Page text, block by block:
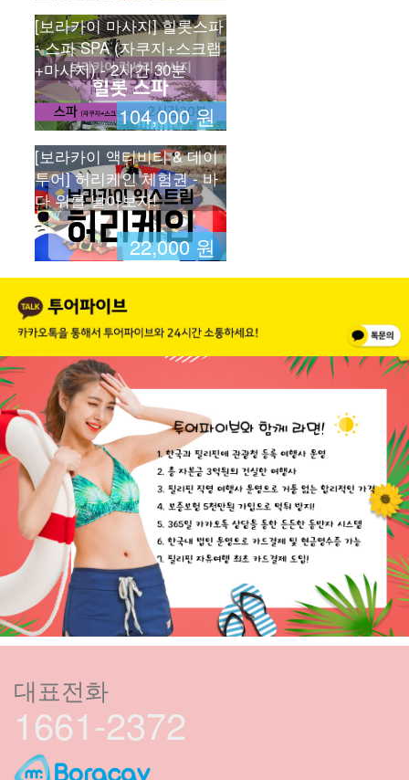
104,000 원
[보라카이 마사지] 힐롯스파
- 스파 SPA (자쿠지+스크랩
+마사지) - 2시간 30분
22,000 원
[보라카이 액티비티 & 데이
투어] 허리케인 체험권 - 바
다 위를 날아보자!
대표전화
1661-2372